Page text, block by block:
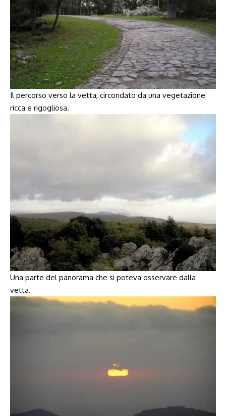
Il percorso verso la vetta, circondato da una vegetazione
ricca e rigogliosa.
Una parte del panorama che si poteva osservare dalla
vetta.